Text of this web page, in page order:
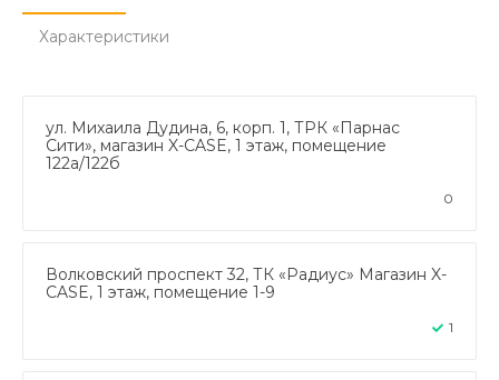
Характеристики
ул. Михаила Дудина, 6, корп. 1, ТРК «Парнас
Сити», магазин X-CASE, 1 этаж, помещение
122а/122б
0
Волковский проспект 32, ТК «Радиус» Магазин X-
CASE, 1 этаж, помещение 1-9
1